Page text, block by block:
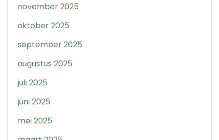
november 2025
oktober 2025
september 2025
augustus 2025
juli 2025
juni 2025
mei 2025